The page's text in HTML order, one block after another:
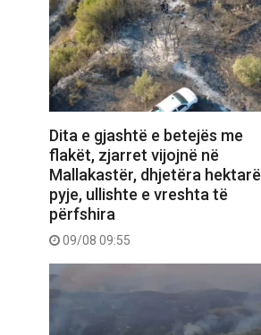
Dita e gjashtë e betejës me
flakët, zjarret vijojnë në
Mallakastër, dhjetëra hektarë
pyje, ullishte e vreshta të
përfshira
09/08 09:55